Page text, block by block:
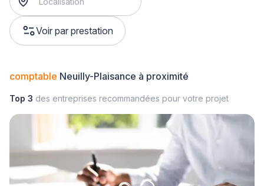
Voir par prestation
comptable Neuilly-Plaisance à proximité
Top 3 des entreprises recommandées pour votre projet